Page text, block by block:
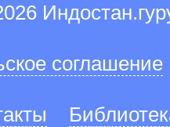
соглашение